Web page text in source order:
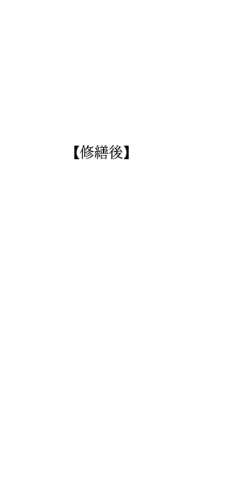
【修繕後】